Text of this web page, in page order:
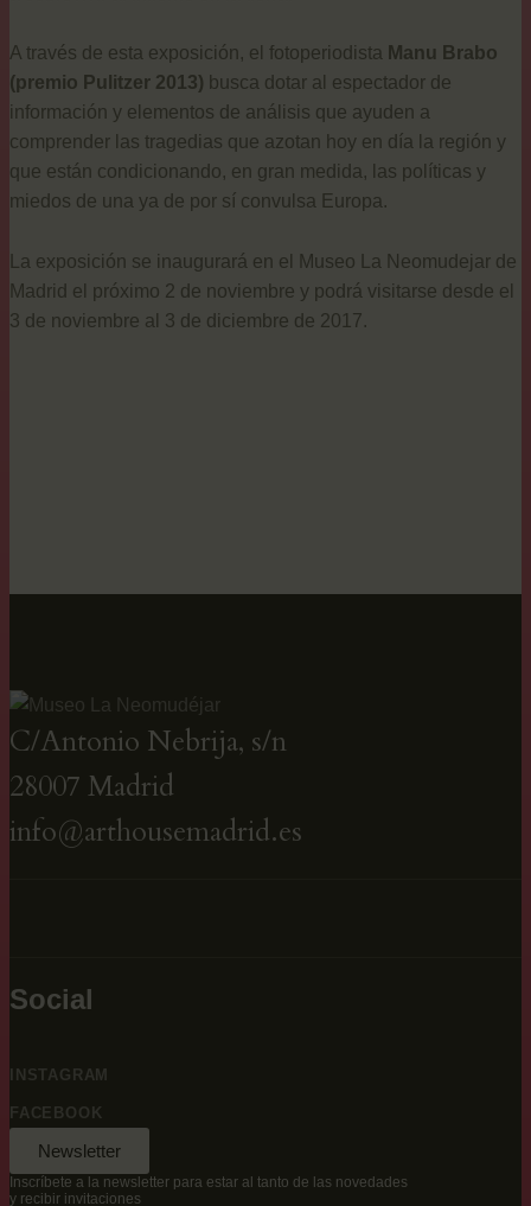
A través de esta exposición, el fotoperiodista Manu Brabo
(premio Pulitzer 2013) busca dotar al espectador de
información y elementos de análisis que ayuden a
comprender las tragedias que azotan hoy en día la región y
que están condicionando, en gran medida, las políticas y
miedos de una ya de por sí convulsa Europa.
La exposición se inaugurará en el Museo La Neomudejar de
Madrid el próximo 2 de noviembre y podrá visitarse desde el
3 de noviembre al 3 de diciembre de 2017.
C/Antonio Nebrija, s/n
28007 Madrid
info@arthousemadrid.es
Social
INSTAGRAM
FACEBOOK
Newsletter
Inscríbete a la newsletter para estar al tanto de las novedades
y recibir invitaciones